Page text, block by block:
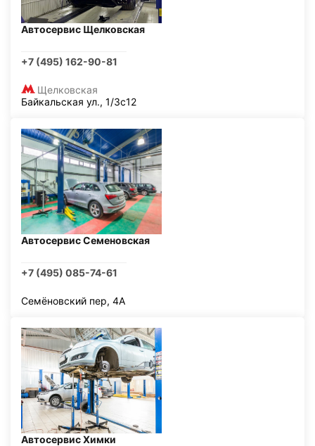
Автосервис Щелковская
+7 (495) 162-90-81
Щелковская
Байкальская ул., 1/3с12
Автосервис Семеновская
+7 (495) 085-74-61
Семёновский пер, 4А
Автосервис Химки